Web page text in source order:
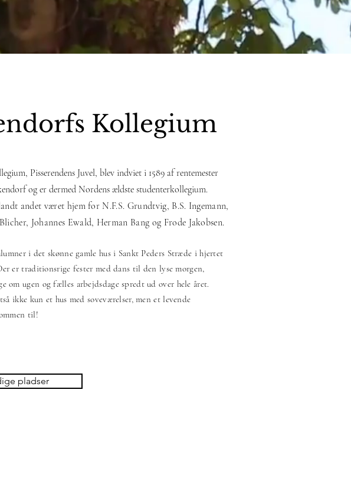
Kollegium
Pisserendens Juvel, blev indviet i 1589 af rentemester
og er dermed Nordens ældste studenterkollegium.
andet været hjem for N.F.S. Grundtvig, B.S. Ingemann,
Johannes Ewald, Herman Bang og Frode Jakobsen.
i det skønne gamle hus i Sankt Peders Stræde i hjertet
er traditionsrige fester med dans til den lyse morgen,
om ugen og fælles arbejdsdage spredt ud over hele året.
ikke kun et hus med soveværelser, men et levende
til!
pladser